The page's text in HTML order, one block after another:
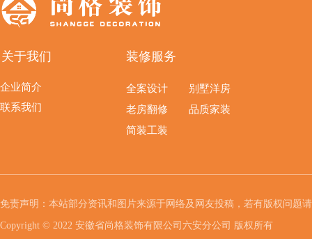
关于我们 装修服务
企业简介
联系我们
免责声明：本站部分资讯和图片来源于网络及网友投稿，若有版权问题
Copyright © 2022 安徽省尚格装饰有限公司六安分公司 版权所有
全案设计
别墅洋房
老房翻修
品质家装
简装工装